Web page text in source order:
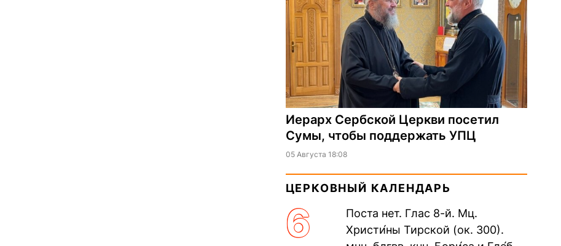
Иерарх Сербской Церкви посетил
Сумы, чтобы поддержать УПЦ
05 Августа 18:08
ЦЕРКОВНЫЙ КАЛЕНДАРЬ
6
Поста нет. Глас 8-й. Мц.
Христи́ны Тирской (ок. 300).